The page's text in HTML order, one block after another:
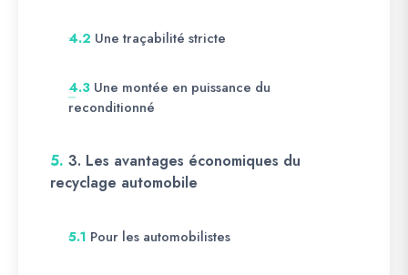
4.2 Une traçabilité stricte
4.3 Une montée en puissance du
reconditionné
5. 3. Les avantages économiques du
recyclage automobile
5.1 Pour les automobilistes